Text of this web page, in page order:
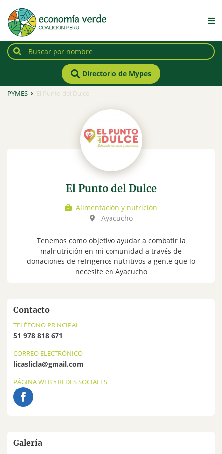
Directorio de Mypes
PYMES El Punto del Dulce
El Punto del Dulce
Alimentación y nutrición
Ayacucho
Tenemos como objetivo ayudar a combatir la
malnutrición en mi comunidad a través de
donaciones de refrigerios nutritivos a gente que lo
necesite en Ayacucho
Contacto
TELÉFONO PRINCIPAL
51 978 818 671
CORREO ELECTRÓNICO
licaslicla@gmail.com
PÁGINA WEB Y REDES SOCIALES
Galería